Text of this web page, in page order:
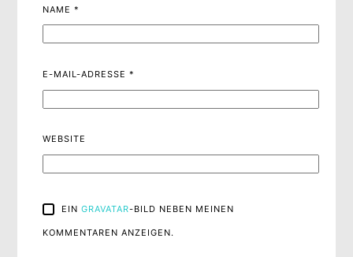
NAME*
E-MAIL-ADRESSE*
WEBSITE
EIN GRAVATAR-BILD NEBEN MEINEN
KOMMENTAREN ANZEIGEN.